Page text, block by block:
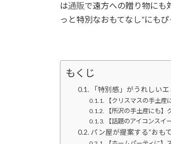
は通販で遠方への贈り物にも
っと特別なおもてなし”にも
もくじ
「特別感」がうれしい
【クリスマスの手土産
【所沢の手土産にも
【話題のアイコンス
パン屋が提案する“おも